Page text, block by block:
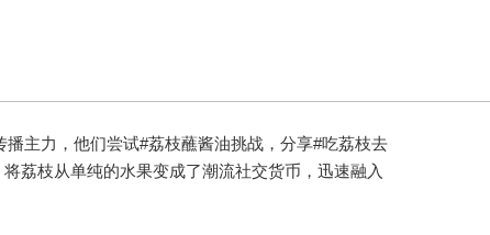
主力，他们尝试#荔枝蘸酱油挑战，分享#吃荔枝去
荔枝从单纯的水果变成了潮流社交货币，迅速融入